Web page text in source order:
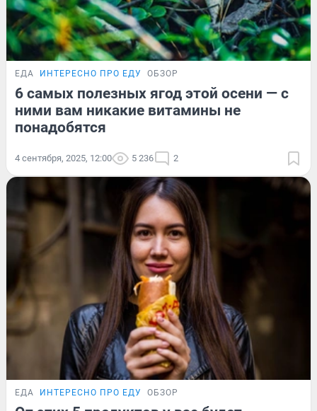
ЕДА ИНТЕРЕСНО ПРО ЕДУ ОБЗОР
6 самых полезных ягод этой осени — с
ними вам никакие витамины не
понадобятся
4 сентября, 2025, 12:00 5 236 2
ЕДА ИНТЕРЕСНО ПРО ЕДУ ОБЗОР